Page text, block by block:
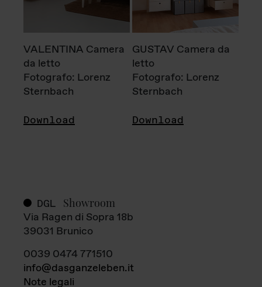
VALENTINA Camera
da letto
Fotografo: Lorenz
Sternbach
Download
GUSTAV Camera da
letto
Fotografo: Lorenz
Sternbach
Download
DGL Showroom
Via Ragen di Sopra 18b
39031 Brunico
0039 0474 771510
info@dasganzeleben.it
Note legali